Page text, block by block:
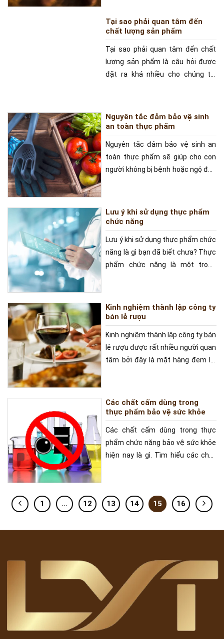
Tại sao phải quan tâm đến
chất lượng sản phẩm
Tại sao phải quan tâm đến chất
lượng sản phẩm là câu hỏi được
đặt ra khá nhiều cho chúng tôi
Nguyên tắc đảm bảo vệ sinh
an toàn thực phẩm
Nguyên tắc đảm bảo vệ sinh an
toàn thực phẩm sẽ giúp cho con
người không bị bệnh hoặc ngộ độc
Lưu ý khi sử dụng thực phẩm
chức năng
Lưu ý khi sử dụng thực phẩm chức
năng là gì bạn đã biết chưa? Thực
phẩm chức năng là một trong
Kinh nghiệm thành lập công ty
bán lẻ rượu
Kinh nghiệm thành lập công ty bán
lẻ rượu được rất nhiều người quan
tâm bởi đây là mặt hàng đem lại
Các chất cấm dùng trong
thực phẩm bảo vệ sức khỏe
Các chất cấm dùng trong thực
phẩm chức năng bảo vệ sức khỏe
hiện nay là gì. Tìm hiểu các chất
1 … 12 13 14 15 16